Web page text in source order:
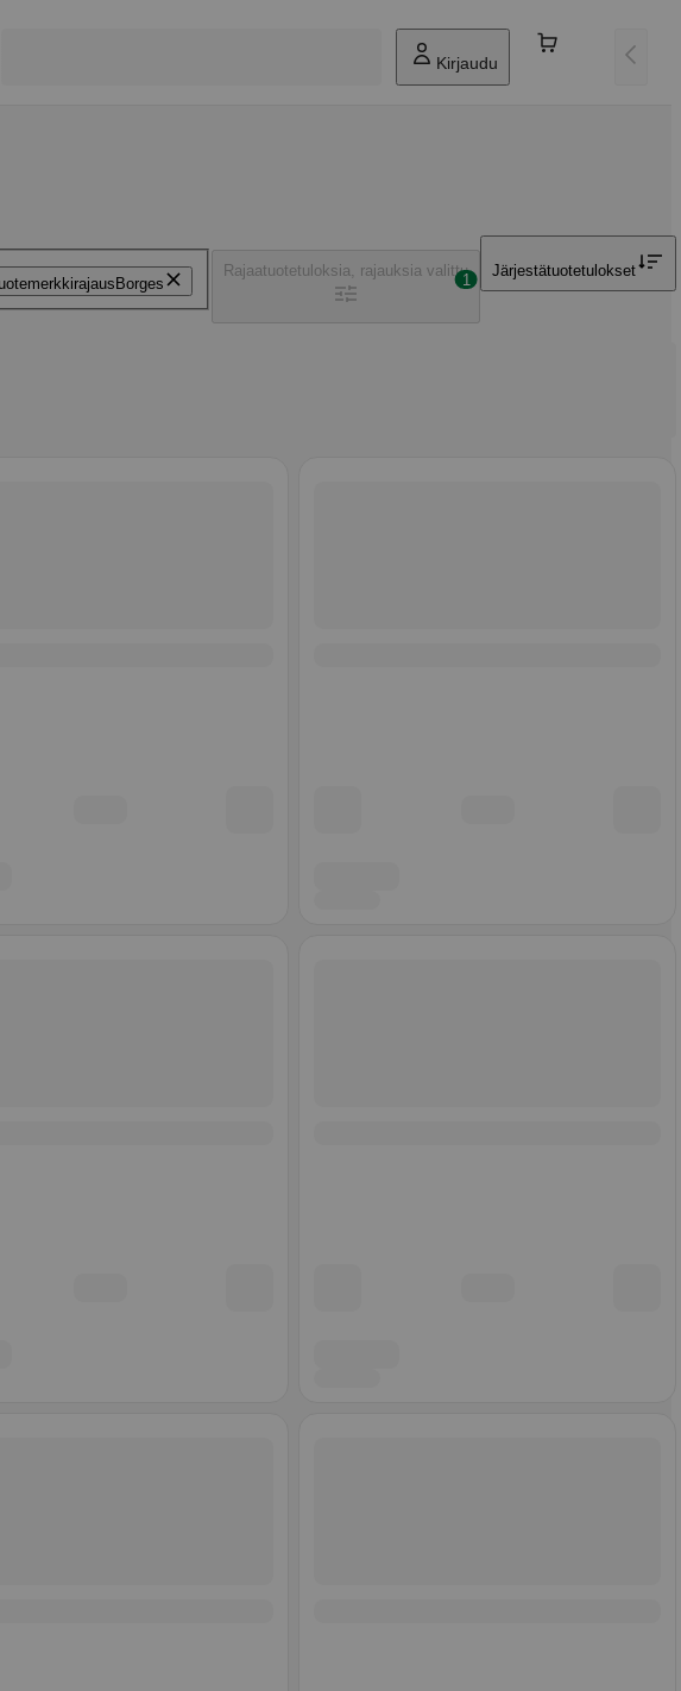
Kirjaudu
Borges
Rajaatuotetuloksia, rajauksia valittu
1
Järjestätuotetulokset